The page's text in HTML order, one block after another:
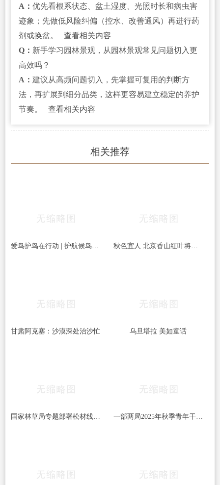
A： 优先看根系状态、盆土湿度、光照时长和病虫害
迹象；先做低风险纠偏（控水、改善通风）再进行药
剂或换盆。
查看相关内容
Q： 新手学习园林景观，从园林景观常见问题切入更
高效吗？
A： 建议从高频问题切入，先掌握可复用的判断方
法，再扩展到细分品类，这样更容易建立稳定的养护
节奏。
查看相关内容
相关推荐
爱鸟护鸟在行动 | 护航候鸟迁徙，守护鸟类家园！哈尔滨青少年在行动…… 秋色宜人 北京香山红叶将迎最佳观赏期
甘肃阿克塞：沙漠深处治沙忙 乌旦塔拉 美如童话
国家林草局专题部署松材线虫病等疫情防控工作 一部两局2025年秋季青年干部培训班和处级干部进修班开班